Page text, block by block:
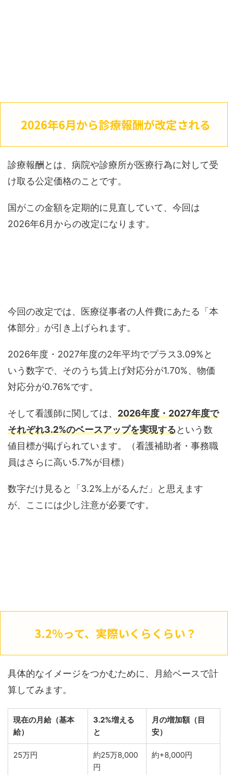
2026年6月から診療報酬が改定される
診療報酬とは、病院や診療所が医療行為に対して受
け取る公定価格のことです。
国がこの金額を定期的に見直していて、今回は
2026年6月からの改定になります。
今回の改定では、医療従事者の人件費にあたる「本
体部分」が引き上げられます。
2026年度・2027年度の2年平均でプラス3.09%と
いう数字で、そのうち賃上げ対応分が1.70%、物価
対応分が0.76%です。
そして看護師に関しては、 2026年度・2027年度で
それぞれ3.2%のベースアップを実現するという数
値目標が掲げられています。（看護補助者・事務職
員はさらに高い5.7%が目標）
数字だけ見ると「3.2%上がるんだ」と思えます
が、ここには少し注意が必要です。
3.2%って、実際いくらくらい？
具体的なイメージをつかむために、月給ベースで計
算してみます。
現在の月給（基本
給）
3.2%増える
と
月の増加額（目
安）
25万円
約25万8,000
円
約+8,000円